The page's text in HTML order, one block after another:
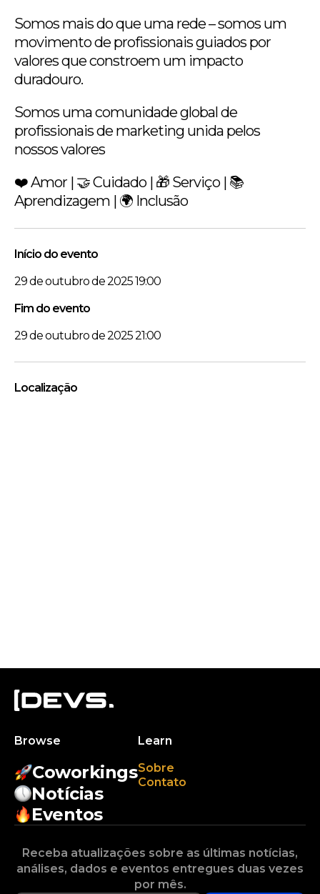
Somos mais do que uma rede – somos um
movimento de profissionais guiados por
valores que constroem um impacto
duradouro.
Somos uma comunidade global de
profissionais de marketing unida pelos
nossos valores
❤️ Amor | 🤝 Cuidado | 🎁 Serviço | 📚
Aprendizagem | 🌍 Inclusão
Início do evento
29 de outubro de 2025 19:00
Fim do evento
29 de outubro de 2025 21:00
Localização
Browse
Coworkings
Notícias
Eventos
Learn
Sobre
Contato
Receba atualizações sobre as últimas notícias,
análises, dados e eventos entregues duas vezes
por mês.